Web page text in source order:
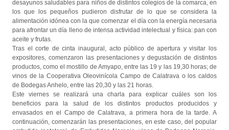
desayunos saludables para niños de distintos colegios de la comarca, en
los que los pequeños pudieron disfrutar de lo que se considera la
alimentación idónea con la que comenzar el día con la energía necesaria
para afrontar un día lleno de intensa actividad intelectual y física: pan con
aceite y frutas.
Tras el corte de cinta inaugural, acto público de apertura y visitar los
expositores, comenzaron las presentaciones y degustación de distintos
productos, como el mostillo de Amyapo, entre las 19 y las 19,30 horas; de
vinos de la Cooperativa Oleovinícola Campo de Calatrava o los caldos
de Bodegas Anhelo, entre las 20,30 y las 21 horas.
Este viernes se realizará una charla para explicar cuáles son los
beneficios para la salud de los distintos productos producidos y
envasados en el Campo de Calatrava, a primera hora de la tarde. A
continuación, comenzarán las presentaciones, en este caso, del popular